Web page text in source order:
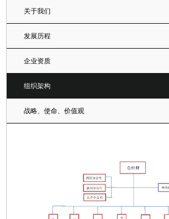
关于我们
发展历程
企业资质
组织架构
战略、使命、价值观